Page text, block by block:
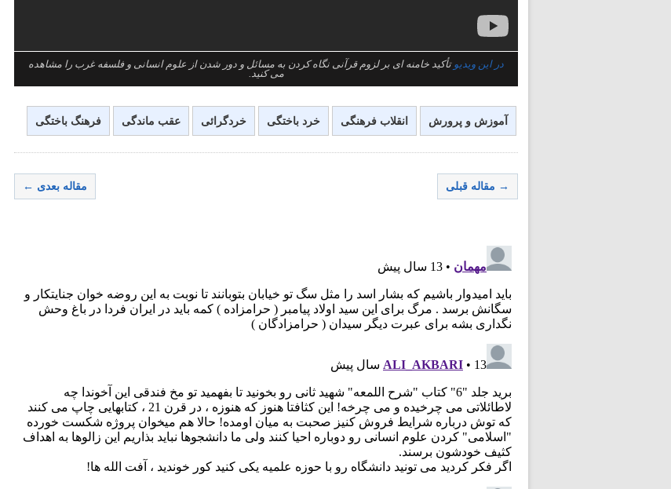
در این ویدیو تأکید خامنه ای بر لزوم قرآنی نگاه کردن به مسائل و دور شدن از علوم انسانی و فلسفه غرب را مشاهده
می کنید.
آموزش و پرورش انقلاب فرهنگی خرد باختگی خردگرائی عقب ماندگی فرهنگ باختگی
→ مقاله قبلی مقاله بعدی ←